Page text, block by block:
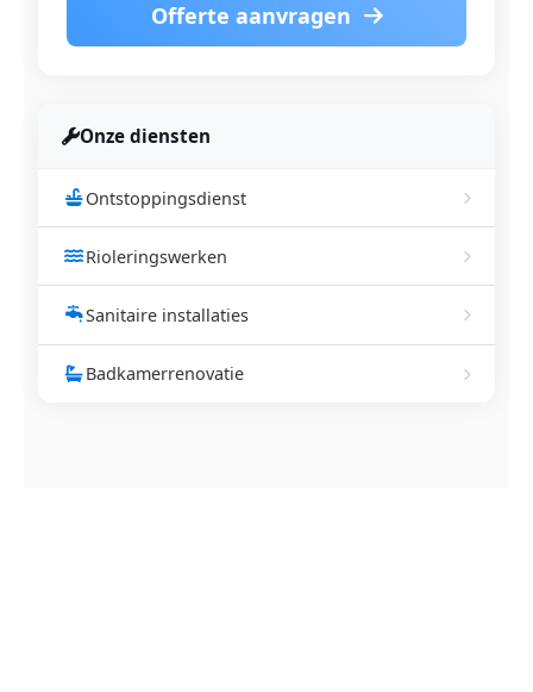
Offerte aanvragen
Onze diensten
Ontstoppingsdienst
Rioleringswerken
Sanitaire installaties
Badkamerrenovatie